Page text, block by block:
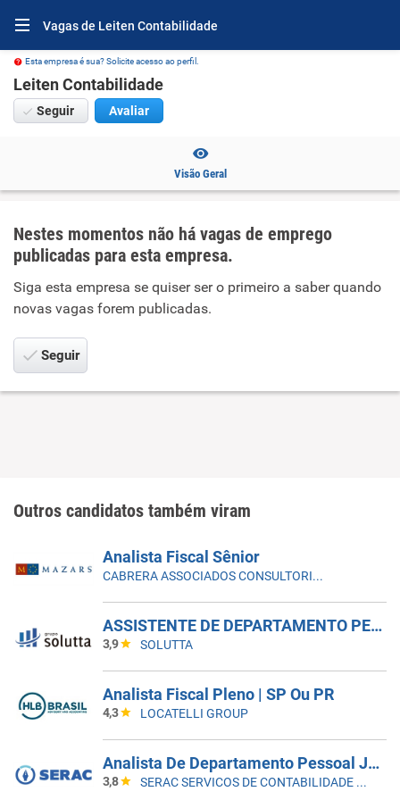
Vagas de Leiten Contabilidade
Esta empresa é sua? Solicite acesso ao perfil.
Leiten Contabilidade
Seguir Avaliar
Visão Geral
Nestes momentos não há vagas de emprego
publicadas para esta empresa.
Siga esta empresa se quiser ser o primeiro a saber quando
novas vagas forem publicadas.
Seguir
Outros candidatos também viram
Analista Fiscal Sênior
CABRERA ASSOCIADOS CONSULTORIA CONTÁBIL
ASSISTENTE DE DEPARTAMENTO PESSOAL | MORUMBI - VILA ANDRADE
3,9 SOLUTTA
Analista Fiscal Pleno | SP Ou PR
4,3 LOCATELLI GROUP
Analista De Departamento Pessoal Júnior
3,8 SERAC SERVICOS DE CONTABILIDADE S/S